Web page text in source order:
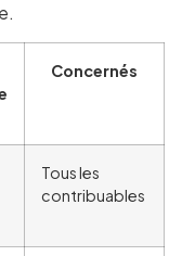
Concernés
Tous les
contribuables